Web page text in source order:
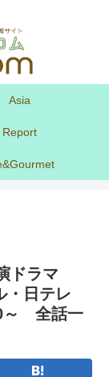
Asia
Report
ドラマ
・日テレ
～ 全話一